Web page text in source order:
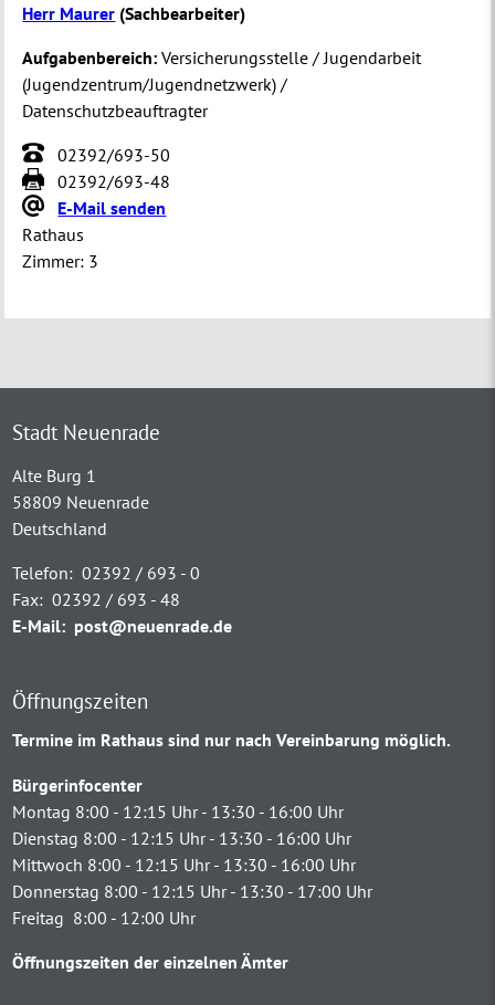
Herr Maurer (Sachbearbeiter)
Aufgabenbereich: Versicherungsstelle / Jugendarbeit
(Jugendzentrum/Jugendnetzwerk) /
Datenschutzbeauftragter
02392/693-50
02392/693-48
E-Mail senden
Rathaus
Zimmer: 3
Stadt Neuenrade
Alte Burg 1
58809 Neuenrade
Deutschland
Telefon: 02392 / 693 - 0
Fax: 02392 / 693 - 48
E-Mail: post@neuenrade.de
Öffnungszeiten
Termine im Rathaus sind nur nach Vereinbarung möglich.
Bürgerinfocenter
Montag 8:00 - 12:15 Uhr - 13:30 - 16:00 Uhr
Dienstag 8:00 - 12:15 Uhr - 13:30 - 16:00 Uhr
Mittwoch 8:00 - 12:15 Uhr - 13:30 - 16:00 Uhr
Donnerstag 8:00 - 12:15 Uhr - 13:30 - 17:00 Uhr
Freitag 8:00 - 12:00 Uhr
Öffnungszeiten der einzelnen Ämter